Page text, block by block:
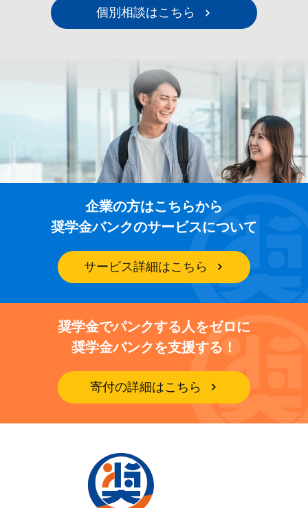
個別相談はこちら
企業の方はこちらから
奨学金バンクのサービスについて
サービス詳細はこちら
奨学金でパンクする人をゼロに
奨学金バンクを支援する！
寄付の詳細はこちら